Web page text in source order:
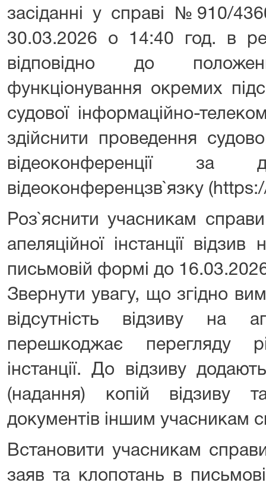
засіданні у справі №910/
30.03.2026 о 14:40 год. в
відповідно до
функціонування окремих
судової інформаційно-
здійснити проведення
відеоконференції за
відеоконференцзв`язку
Роз`яснити учасникам
апеляційної інстанції
письмовій формі до
Звернути увагу, що згідно
відсутність відзиву на
перешкоджає перегляду
інстанції. До відзиву
(надання) копій відзиву
документів іншим учасникам
Встановити учасникам
заяв та клопотань в